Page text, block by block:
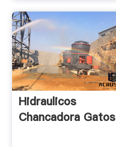
Hidraulicos
Chancadora Gatos